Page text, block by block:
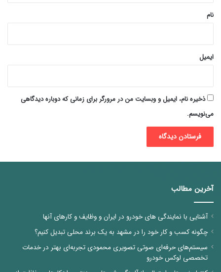
نام
ایمیل
ذخیره نام، ایمیل و وبسایت من در مرورگر برای زمانی که دوباره دیدگاهی
می‌نویسم.
آخرین مطالب
آشنایی با نمایندگی های خودرو در ایران و وظایف و کارهای آنها
چگونه کسب و کار خود را در مشهد به یک برند محلی تبدیل کنیم؟
سیستم‌های حرفه‌ای صوتی تصویری محمودی تجربه‌ای بهتر در خدمات
تخصصی لوکس خودرو